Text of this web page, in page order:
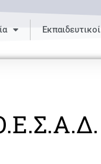
Εκπαιδευτικοί